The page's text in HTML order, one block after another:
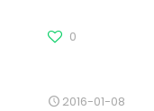
0
2016-01-08